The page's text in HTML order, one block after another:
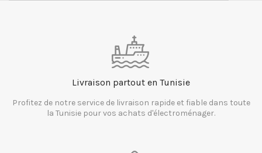
Livraison partout en Tunisie
Profitez de notre service de livraison rapide et fiable dans toute
la Tunisie pour vos achats d'électroménager.